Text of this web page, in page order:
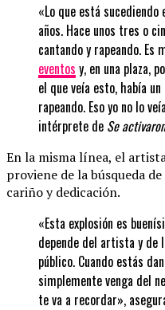
«Lo que está sucediendo
años. Hace unos tres o
cantando y rapeando. Es
eventos y, en una plaza,
el que veía esto, había
rapeando. Eso yo no lo
intérprete de Se
En la misma línea, el
proviene de la búsqueda
cariño y dedicación.
«Esta explosión es
depende del artista y de
público. Cuando estás
simplemente venga del
te va a recordar»,